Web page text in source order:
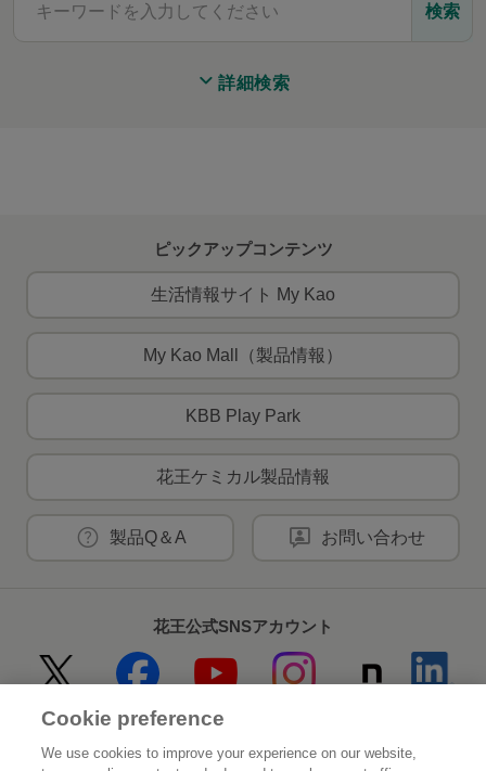
検索
詳細検索
ピックアップコンテンツ
生活情報サイト My Kao
My Kao Mall（製品情報）
KBB Play Park
花王ケミカル製品情報
製品Q＆A お問い合わせ
花王公式SNSアカウント
Home 花王について
Cookie preference
We use cookies to improve your experience on our website,